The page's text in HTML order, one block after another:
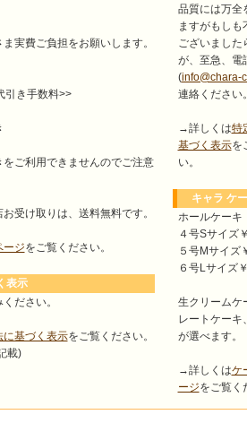
実費ご負担をお願いします。
引き手数料>>
ご利用できませんのでご注意
受け取りは、送料無料です。
ージをご覧ください。
表示
ださい。
に基づく表示をご覧ください。
載)
品質には万全
ますがもしも
ございました
が、至急、電
(info@chara-
連絡ください
→詳しくは特
基づく表示を
い。
キャラ ケ
ホールケーキ
４号Sサイズ
５号Mサイズ
６号Lサイズ
生クリームケ
レートケーキ
が選べます。
→詳しくはケ
ージをご覧く